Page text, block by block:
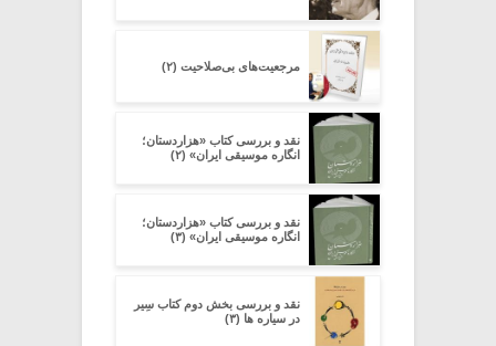
مرجعیت‌های بی‌صلاحیت (۲)
نقد و بررسی کتاب «هزاردستان؛
انگاره موسیقی ایران» (۲)
نقد و بررسی کتاب «هزاردستان؛
انگاره موسیقی ایران» (۳)
نقد و بررسی بخش دوم کتاب سِیر
در سیاره ­ها (۳)